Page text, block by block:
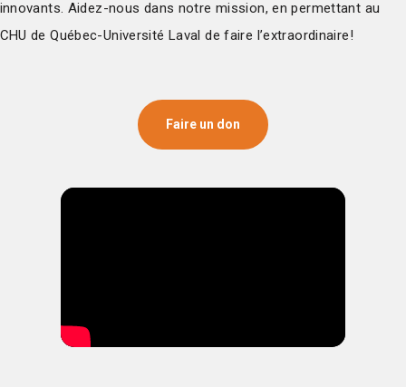
innovants. Aidez-nous dans notre mission, en permettant au
CHU de Québec-Université Laval de faire l’extraordinaire!
Faire un don